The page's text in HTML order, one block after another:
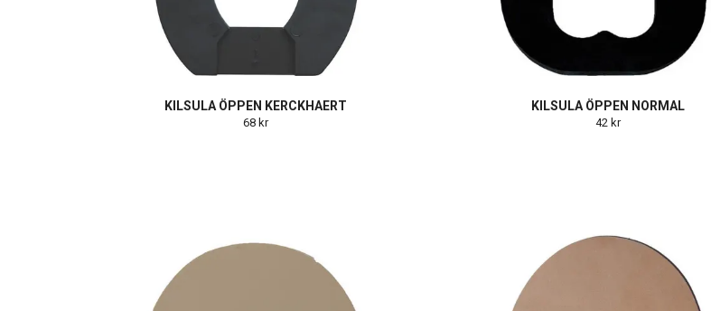
KILSULA ÖPPEN KERCKHAERT
68 kr
KILSULA ÖPPEN NORMAL
42 kr